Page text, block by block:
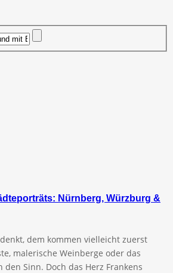
Nürnberg, Würzburg &
dem kommen vielleicht zuerst
malerische Weinberge oder das
Sinn. Doch das Herz Frankens